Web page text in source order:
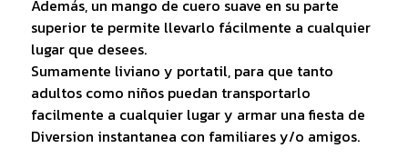
Además, un mango de cuero suave en su parte
superior te permite llevarlo fácilmente a cualquier
lugar que desees.
Sumamente liviano y portatil, para que tanto
adultos como niños puedan transportarlo
facilmente a cualquier lugar y armar una fiesta de
Diversion instantanea con familiares y/o amigos.